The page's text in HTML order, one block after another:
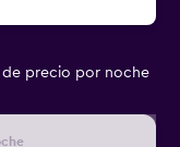
de precio por noche